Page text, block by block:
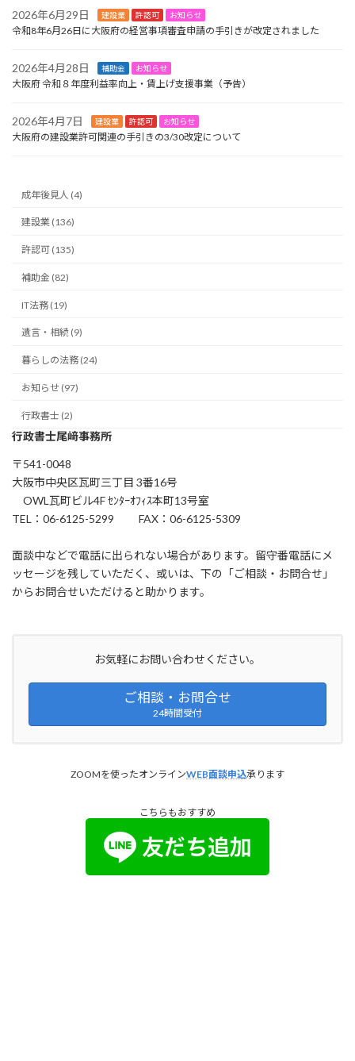
2026年6月29日
建設業 許認可 お知らせ
令和8年6月26日に大阪府の経営事項審査申請の手引きが改定されました
2026年4月28日 補助金 お知らせ
大阪府 令和８年度利益率向上・賃上げ支援事業（予告）
2026年4月7日 建設業 許認可 お知らせ
大阪府の建設業許可関連の手引きの3/30改定について
成年後見人 (4)
建設業 (136)
許認可 (135)
補助金 (82)
IT法務 (19)
遺言・相続 (9)
暮らしの法務 (24)
お知らせ (97)
行政書士 (2)
行政書士尾﨑事務所
〒541-0048
大阪市中央区瓦町三丁目 3番16号
OWL瓦町ビル4F ｾﾝﾀｰｵﾌｨｽ本町13号室
TEL：06-6125-5299 FAX：06-6125-5309
面談中などで電話に出られない場合があります。留守番電話にメ
ッセージを残していただく、或いは、下の「ご相談・お問合せ」
からお問合せいただけると助かります。
お気軽にお問い合わせください。
ご相談・お問合せ
24時間受付
ZOOMを使ったオンラインWEB面談申込承ります
こちらもおすすめ